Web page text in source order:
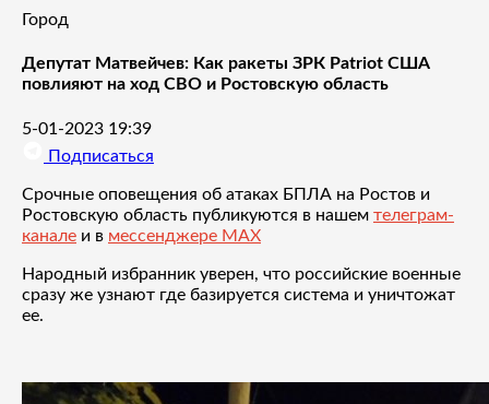
Город
Депутат Матвейчев: Как ракеты ЗРК Patriot США
повлияют на ход СВО и Ростовскую область
5-01-2023 19:39
Подписаться
Срочные оповещения об атаках БПЛА на Ростов и
Ростовскую область публикуются в нашем телеграм-
канале и в мессенджере MAX
Народный избранник уверен, что российские военные
сразу же узнают где базируется система и уничтожат
ее.